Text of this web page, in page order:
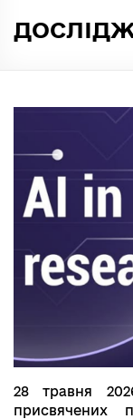
28 травня
присвячених